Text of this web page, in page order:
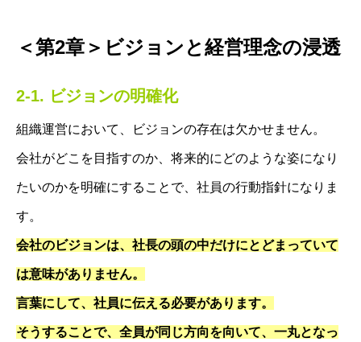
＜第2章＞ビジョンと経営理念の浸透
2-1. ビジョンの明確化
組織運営において、ビジョンの存在は欠かせません。
会社がどこを目指すのか、将来的にどのような姿になり
たいのかを明確にすることで、社員の行動指針になりま
す。
会社のビジョンは、社長の頭の中だけにとどまっていて
は意味がありません。
言葉にして、社員に伝える必要があります。
そうすることで、全員が同じ方向を向いて、一丸となっ